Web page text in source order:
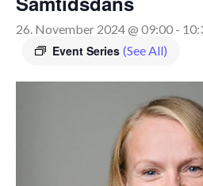
26. November 2024 @ 09:00 -
Event Series (See All)